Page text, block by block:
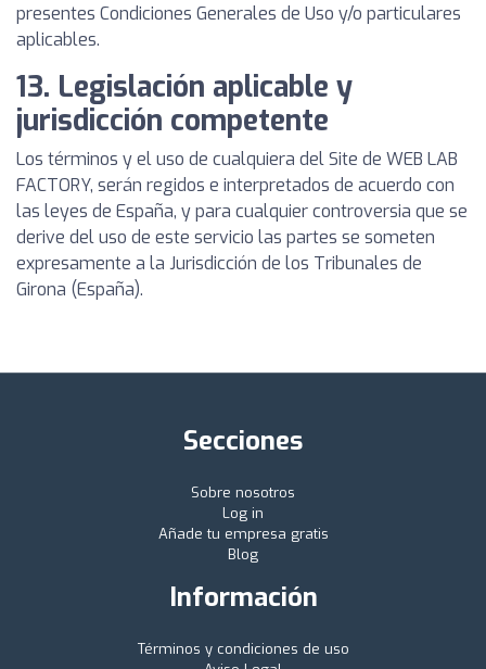
presentes Condiciones Generales de Uso y/o particulares
aplicables.
13. Legislación aplicable y
jurisdicción competente
Los términos y el uso de cualquiera del Site de WEB LAB
FACTORY, serán regidos e interpretados de acuerdo con
las leyes de España, y para cualquier controversia que se
derive del uso de este servicio las partes se someten
expresamente a la Jurisdicción de los Tribunales de
Girona (España).
Secciones
Sobre nosotros
Log in
Añade tu empresa gratis
Blog
Información
Términos y condiciones de uso